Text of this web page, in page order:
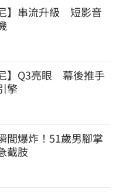
】串流升級　短影音
】Q3亮眼　幕後推手
擎
間爆炸！51歲男腳掌
截肢